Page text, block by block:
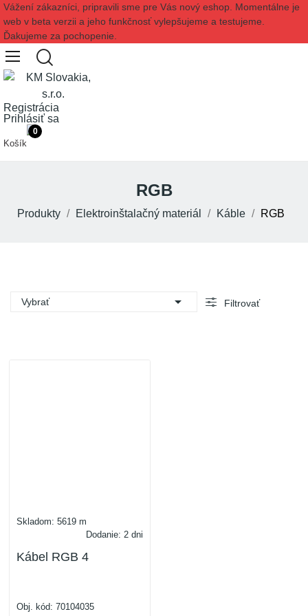
Vážení zákazníci, pripravili sme pre Vás nový eshop. Momentálne je
web v beta verzii a jeho funkčnosť vylepšujeme a testujeme.
Ďakujeme za pochopenie.
Registrácia
Prihlásiť sa
Košík
0
RGB
Produkty Elektroinštalačný materiál Káble RGB
Vybrať  Filtrovať
Skladom: 5619 m
Dodanie: 2 dni
Kábel RGB 4
Obj. kód: 70104035